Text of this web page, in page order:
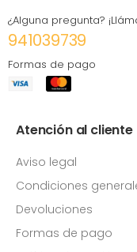
¿Alguna pregunta?
941039739
Formas de pago
Atención al cliente
Aviso legal
Condiciones
Devoluciones
Formas de pago